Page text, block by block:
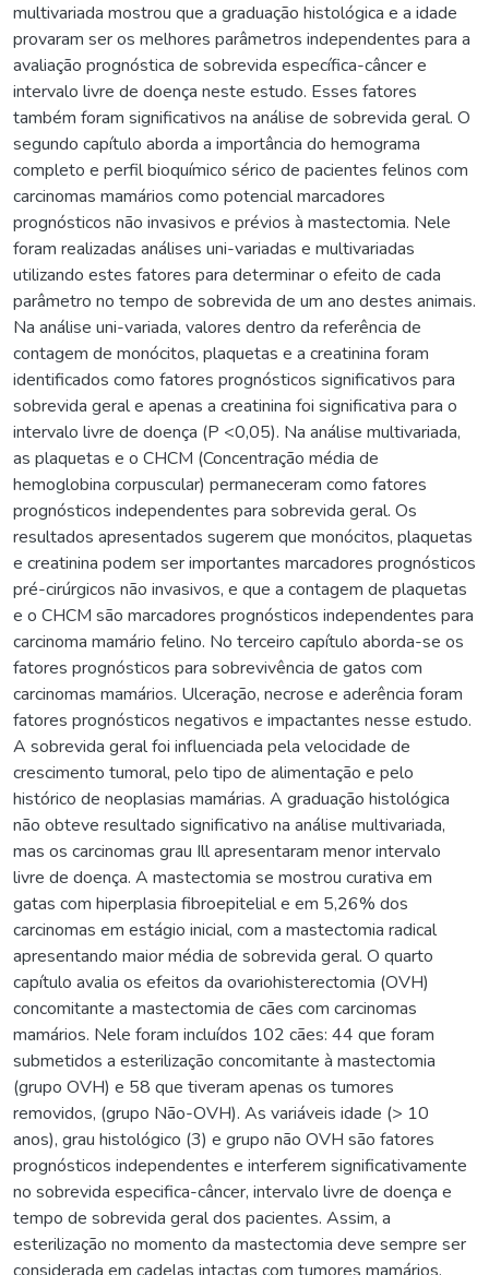
multivariada mostrou que a graduação histológica e a idade
provaram ser os melhores parâmetros independentes para a
avaliação prognóstica de sobrevida específica-câncer e
intervalo livre de doença neste estudo. Esses fatores
também foram significativos na análise de sobrevida geral. O
segundo capítulo aborda a importância do hemograma
completo e perfil bioquímico sérico de pacientes felinos com
carcinomas mamários como potencial marcadores
prognósticos não invasivos e prévios à mastectomia. Nele
foram realizadas análises uni-variadas e multivariadas
utilizando estes fatores para determinar o efeito de cada
parâmetro no tempo de sobrevida de um ano destes animais.
Na análise uni-variada, valores dentro da referência de
contagem de monócitos, plaquetas e a creatinina foram
identificados como fatores prognósticos significativos para
sobrevida geral e apenas a creatinina foi significativa para o
intervalo livre de doença (P <0,05). Na análise multivariada,
as plaquetas e o CHCM (Concentração média de
hemoglobina corpuscular) permaneceram como fatores
prognósticos independentes para sobrevida geral. Os
resultados apresentados sugerem que monócitos, plaquetas
e creatinina podem ser importantes marcadores prognósticos
pré-cirúrgicos não invasivos, e que a contagem de plaquetas
e o CHCM são marcadores prognósticos independentes para
carcinoma mamário felino. No terceiro capítulo aborda-se os
fatores prognósticos para sobrevivência de gatos com
carcinomas mamários. Ulceração, necrose e aderência foram
fatores prognósticos negativos e impactantes nesse estudo.
A sobrevida geral foi influenciada pela velocidade de
crescimento tumoral, pelo tipo de alimentação e pelo
histórico de neoplasias mamárias. A graduação histológica
não obteve resultado significativo na análise multivariada,
mas os carcinomas grau Ill apresentaram menor intervalo
livre de doença. A mastectomia se mostrou curativa em
gatas com hiperplasia fibroepitelial e em 5,26% dos
carcinomas em estágio inicial, com a mastectomia radical
apresentando maior média de sobrevida geral. O quarto
capítulo avalia os efeitos da ovariohisterectomia (OVH)
concomitante a mastectomia de cães com carcinomas
mamários. Nele foram incluídos 102 cães: 44 que foram
submetidos a esterilização concomitante à mastectomia
(grupo OVH) e 58 que tiveram apenas os tumores
removidos, (grupo Não-OVH). As variáveis idade (> 10
anos), grau histológico (3) e grupo não OVH são fatores
prognósticos independentes e interferem significativamente
no sobrevida especifica-câncer, intervalo livre de doença e
tempo de sobrevida geral dos pacientes. Assim, a
esterilização no momento da mastectomia deve sempre ser